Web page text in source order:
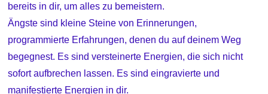
bereits in dir, um alles zu bemeistern.
Ängste sind kleine Steine von Erinnerungen,
programmierte Erfahrungen, denen du auf deinem Weg
begegnest. Es sind versteinerte Energien, die sich nicht
sofort aufbrechen lassen. Es sind eingravierte und
manifestierte Energien in dir.